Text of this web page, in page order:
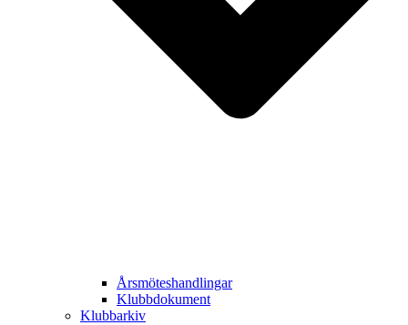
Årsmöteshandlingar
Klubbdokument
Klubbarkiv